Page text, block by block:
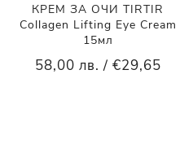
КРЕМ ЗА ОЧИ TIRTIR
Collagen Lifting Eye Cream
15мл
58,00 лв. / €29,65